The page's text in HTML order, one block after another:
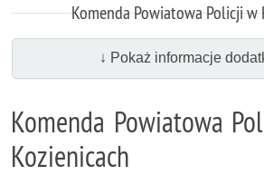
Komenda Powiatowa Policji w
↓ Pokaż informacje
Komenda Powiatowa
Kozienicach